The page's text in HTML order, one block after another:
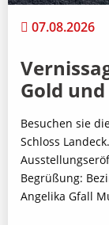
07.08.2026
Gold
Besuchen sie
Schloss
Begrüßung:
Angelika Gfall